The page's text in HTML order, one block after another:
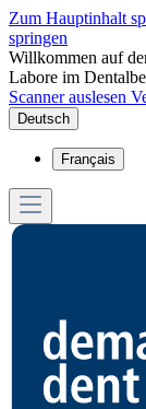
Zum Hauptinhalt
springen
Willkommen auf
Labore im
Scanner auslesen
Deutsch
Français